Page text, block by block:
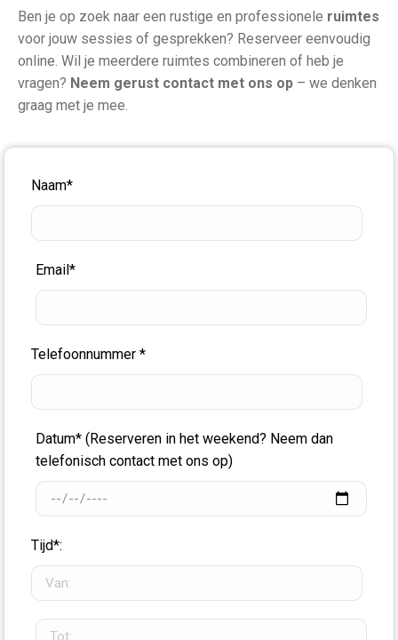
Ben je op zoek naar een rustige en professionele ruimtes
voor jouw sessies of gesprekken? Reserveer eenvoudig
online. Wil je meerdere ruimtes combineren of heb je
vragen? Neem gerust contact met ons op – we denken
graag met je mee.
Naam*
Email*
Telefoonnummer *
Datum* (Reserveren in het weekend? Neem dan
telefonisch contact met ons op)
Tijd*: